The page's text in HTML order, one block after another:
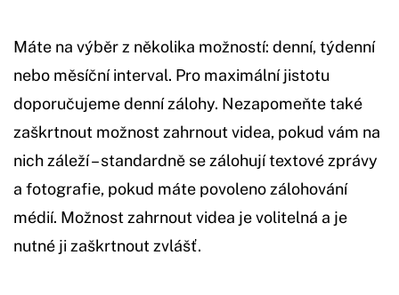
Máte na výběr z několika možností: denní, týdenní
nebo měsíční interval. Pro maximální jistotu
doporučujeme denní zálohy. Nezapomeňte také
zaškrtnout možnost zahrnout videa, pokud vám na
nich záleží – standardně se zálohují textové zprávy
a fotografie, pokud máte povoleno zálohování
médií. Možnost zahrnout videa je volitelná a je
nutné ji zaškrtnout zvlášť.